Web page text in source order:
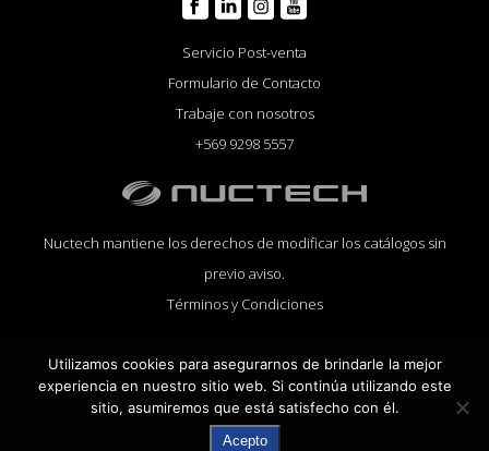
Servicio Post-venta
Formulario de Contacto
Trabaje con nosotros
+569 9298 5557
Nuctech mantiene los derechos de modificar los catálogos sin
previo aviso.
Términos y Condiciones
NUCTECH COMPANY LTD (CHILE) © 2024. All rights reserved.
Utilizamos cookies para asegurarnos de brindarle la mejor
experiencia en nuestro sitio web. Si continúa utilizando este
sitio, asumiremos que está satisfecho con él.
Acepto